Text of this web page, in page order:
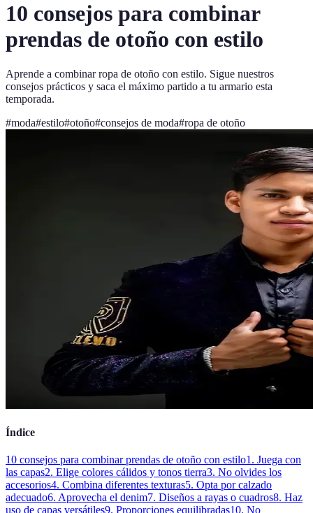
10 consejos para combinar
prendas de otoño con estilo
Aprende a combinar ropa de otoño con estilo. Sigue nuestros
consejos prácticos y saca el máximo partido a tu armario esta
temporada.
#moda#estilo#otoño#consejos de moda#ropa de otoño
Índice
10 consejos para combinar prendas de otoño con estilo1. Juega con
las capas2. Elige colores cálidos y tonos tierra3. No olvides los
accesorios4. Combina diferentes texturas5. Opta por calzado
adecuado6. Aprovecha el denim7. Diseños a rayas o cuadros8. Haz
uso de capas versátiles9. Proporciones equilibradas10. No